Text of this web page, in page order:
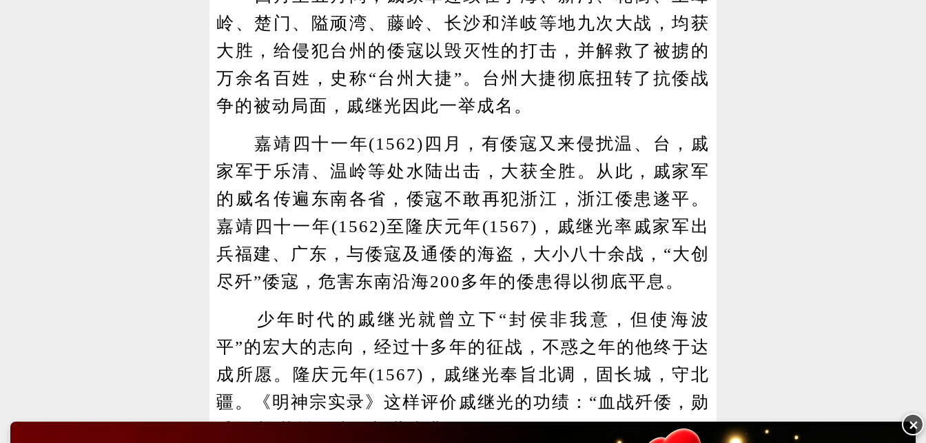
岭、楚门、隘顽湾、藤岭、长沙和洋岐等地九次大战，均获
大胜，给侵犯台州的倭寇以毁灭性的打击，并解救了被掳的
万余名百姓，史称“台州大捷”。台州大捷彻底扭转了抗倭战
争的被动局面，戚继光因此一举成名。
嘉靖四十一年(1562)四月，有倭寇又来侵扰温、台，戚
家军于乐清、温岭等处水陆出击，大获全胜。从此，戚家军
的威名传遍东南各省，倭寇不敢再犯浙江，浙江倭患遂平。
嘉靖四十一年(1562)至隆庆元年(1567)，戚继光率戚家军出
兵福建、广东，与倭寇及通倭的海盗，大小八十余战，“大创
尽歼”倭寇，危害东南沿海200多年的倭患得以彻底平息。
少年时代的戚继光就曾立下“封侯非我意，但使海波
平”的宏大的志向，经过十多年的征战，不惑之年的他终于达
成所愿。隆庆元年(1567)，戚继光奉旨北调，固长城，守北
疆。《明神宗实录》这样评价戚继光的功绩：“血战歼倭，勋
✕